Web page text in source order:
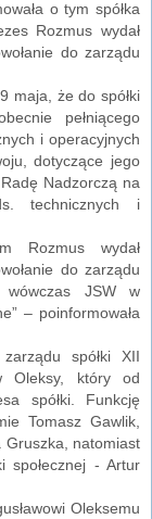
o tym spółka
Rozmus wydał
do zarządu
maja, że do spółki
pełniącego
i operacyjnych
dotyczące jego
Nadzorczą na
technicznych i
Rozmus wydał
do zarządu
wówczas JSW w
– poinformowała
spółki XII
Oleksy, który od
spółki. Funkcję
Tomasz Gawlik,
natomiast
społecznej - Artur
Oleksemu